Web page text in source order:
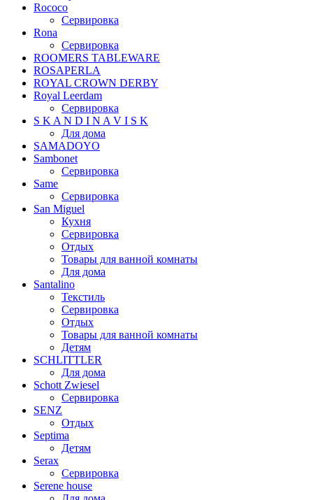
Rococo
Сервировка
Rona
Сервировка
ROOMERS TABLEWARE
ROSAPERLA
ROYAL CROWN DERBY
Royal Leerdam
Сервировка
S K A N D I N A V I S K
Для дома
SAMADOYO
Sambonet
Сервировка
Same
Сервировка
San Miguel
Кухня
Сервировка
Отдых
Товары для ванной комнаты
Для дома
Santalino
Текстиль
Сервировка
Отдых
Товары для ванной комнаты
Детям
SCHLITTLER
Для дома
Schott Zwiesel
Сервировка
SENZ
Отдых
Septima
Детям
Serax
Сервировка
Serene house